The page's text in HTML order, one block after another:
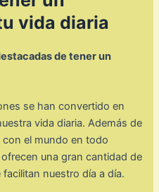
vida diaria
de tener un
se han convertido en
vida diaria. Además de
el mundo en todo
una gran cantidad de
nuestro día a día.